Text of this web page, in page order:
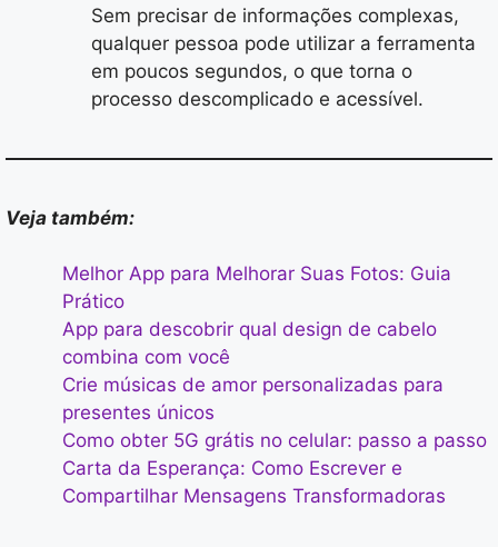
Sem precisar de informações complexas,
qualquer pessoa pode utilizar a ferramenta
em poucos segundos, o que torna o
processo descomplicado e acessível.
Veja também:
Melhor App para Melhorar Suas Fotos: Guia
Prático
App para descobrir qual design de cabelo
combina com você
Crie músicas de amor personalizadas para
presentes únicos
Como obter 5G grátis no celular: passo a passo
Carta da Esperança: Como Escrever e
Compartilhar Mensagens Transformadoras